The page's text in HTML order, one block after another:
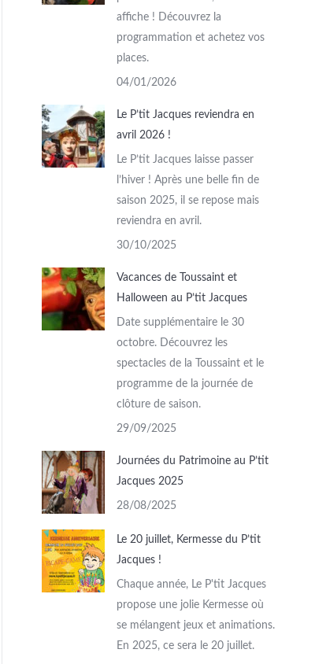
affiche ! Découvrez la
programmation et achetez vos
places.
04/01/2026
Le P’tit Jacques reviendra en
avril 2026 !
Le P’tit Jacques laisse passer
l’hiver ! Après une belle fin de
saison 2025, il se repose mais
reviendra en avril.
30/10/2025
Vacances de Toussaint et
Halloween au P’tit Jacques
Date supplémentaire le 30
octobre. Découvrez les
spectacles de la Toussaint et le
programme de la journée de
clôture de saison.
29/09/2025
Journées du Patrimoine au P’tit
Jacques 2025
28/08/2025
Le 20 juillet, Kermesse du P’tit
Jacques !
Chaque année, Le P'tit Jacques
propose une jolie Kermesse où
se mélangent jeux et animations.
En 2025, ce sera le 20 juillet.